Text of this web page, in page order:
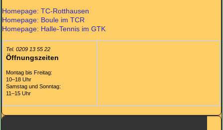
Homepage: TC-Rotthausen
Homepage: Boule im TCR
Homepage: Halle-Tennis im GTK
Tel. 0209 13 55 22
Öffnungszeiten
Montag bis Freitag:
10–18 Uhr
Samstag und Sonntag:
11–15 Uhr